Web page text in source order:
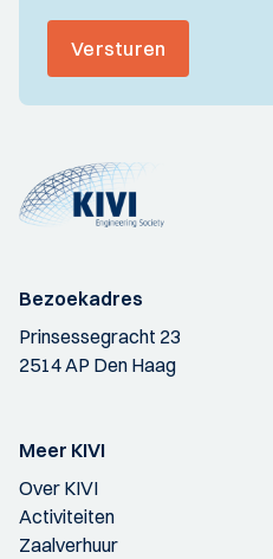
Versturen
Bezoekadres
Prinsessegracht 23
2514 AP Den Haag
Meer KIVI
Over KIVI
Activiteiten
Zaalverhuur